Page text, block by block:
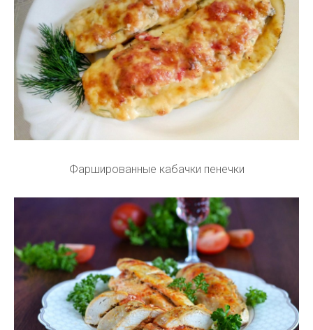
Фаршированные кабачки пенечки